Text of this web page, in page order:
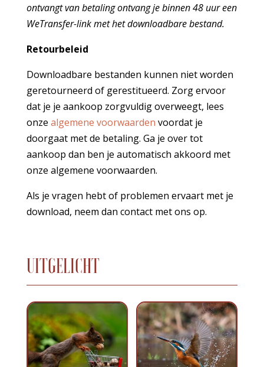
ontvangt van betaling ontvang je binnen 48 uur een
WeTransfer-link met het downloadbare bestand.
Retourbeleid
Downloadbare bestanden kunnen niet worden
geretourneerd of gerestitueerd. Zorg ervoor
dat je je aankoop zorgvuldig overweegt, lees
onze algemene voorwaarden voordat je
doorgaat met de betaling. Ga je over tot
aankoop dan ben je automatisch akkoord met
onze algemene voorwaarden.
Als je vragen hebt of problemen ervaart met je
download, neem dan contact met ons op.
UITGELICHT